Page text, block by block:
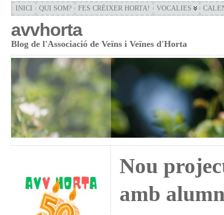
INICI QUI SOM? FES CRÉIXER HORTA! VOCALIES
avvhorta
Blog de l'Associació de Veïns i Veïnes d'Horta
Nou
amb